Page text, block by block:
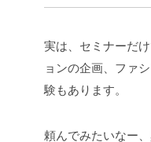
実は、セミナーだ
ョンの企画、ファ
験もあります。
頼んでみたいなー